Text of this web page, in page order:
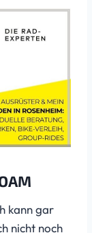
kann gar
nicht noch